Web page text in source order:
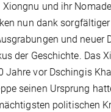
und ihr
nun dank sorgfältiger
und neuer
der Geschichte. Das
Jahre vor Dschingis
seinen Ursprung
politischen